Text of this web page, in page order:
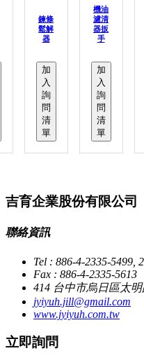
鍊條
鬆解
器
加
入
詢
問
清
單
機油
濾清
器扳
手
加
入
詢
問
清
單
吉育企業股份有限公司
聯絡資訊
Tel : 886-4-2335-5499,
Fax : 886-4-2335-5613
414 台中市烏日區太
jyiyuh.jill@gmail.com
www.jyiyuh.com.tw
立即詢問